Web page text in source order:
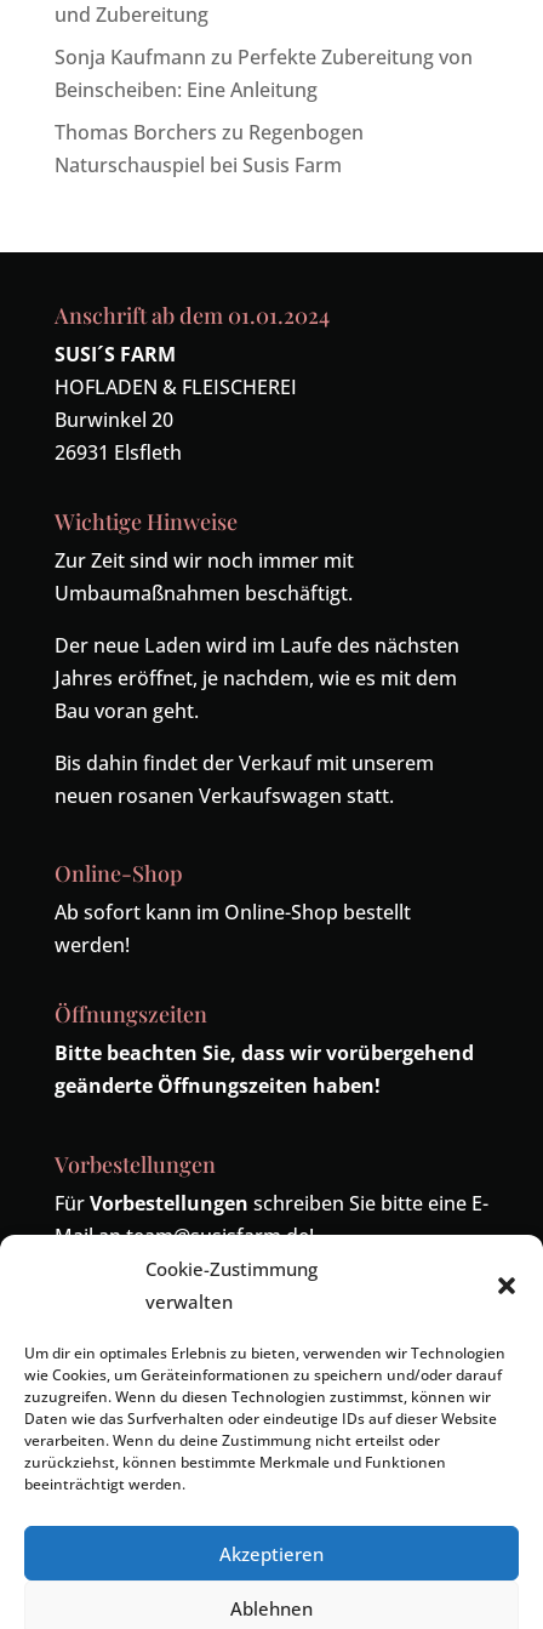
Cookie-Zustimmung
verwalten
Um dir ein optimales Erlebnis zu bieten, verwenden wir Technologien
wie Cookies, um Geräteinformationen zu speichern und/oder darauf
zuzugreifen. Wenn du diesen Technologien zustimmst, können wir
Daten wie das Surfverhalten oder eindeutige IDs auf dieser Website
verarbeiten. Wenn du deine Zustimmung nicht erteilst oder
zurückziehst, können bestimmte Merkmale und Funktionen
beeinträchtigt werden.
Akzeptieren
Ablehnen
und Zubereitung
Sonja Kaufmann zu Perfekte Zubereitung von
Beinscheiben: Eine Anleitung
Thomas Borchers zu Regenbogen
Naturschauspiel bei Susis Farm
Anschrift ab dem 01.01.2024
SUSI´S FARM
HOFLADEN & FLEISCHEREI
Burwinkel 20
26931 Elsfleth
Wichtige Hinweise
Zur Zeit sind wir noch immer mit
Umbaumaßnahmen beschäftigt.
Der neue Laden wird im Laufe des nächsten
Jahres eröffnet, je nachdem, wie es mit dem
Bau voran geht.
Bis dahin findet der Verkauf mit unserem
neuen rosanen Verkaufswagen statt.
Online-Shop
Ab sofort kann im Online-Shop bestellt
werden!
Öffnungszeiten
Bitte beachten Sie, dass wir vorübergehend
geänderte Öffnungszeiten haben!
Vorbestellungen
FürVorbestellungen schreiben Sie bitte eine E-
Mail anteam@susisfarm.de!
Telefonisch sind wir unter der Nummer
9391886wird ebenfalls zu uns umgeleitet.